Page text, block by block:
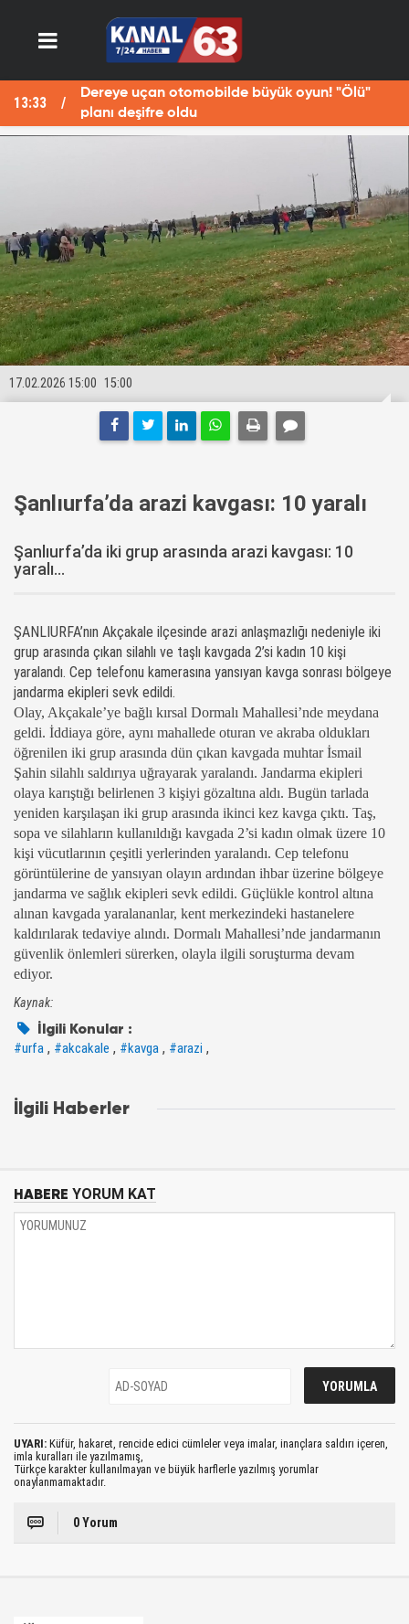
13:33
Dereye uçan otomobilde büyük oyun! "Ölü"
planı deşifre oldu
15:00
17.02.2026 15:00
Şanlıurfa’da arazi kavgası: 10 yaralı
Şanlıurfa’da iki grup arasında arazi kavgası: 10
yaralı...
ŞANLIURFA’nın Akçakale ilçesinde arazi anlaşmazlığı nedeniyle iki
grup arasında çıkan silahlı ve taşlı kavgada 2’si kadın 10 kişi
yaralandı. Cep telefonu kamerasına yansıyan kavga sonrası bölgeye
jandarma ekipleri sevk edildi.
Olay, Akçakale’ye bağlı kırsal Dormalı Mahallesi’nde meydana
geldi. İddiaya göre, aynı mahallede oturan ve akraba oldukları
öğrenilen iki grup arasında dün çıkan kavgada muhtar İsmail
Şahin silahlı saldırıya uğrayarak yaralandı. Jandarma ekipleri
olaya karıştığı belirlenen 3 kişiyi gözaltına aldı. Bugün tarlada
yeniden karşılaşan iki grup arasında ikinci kez kavga çıktı. Taş,
sopa ve silahların kullanıldığı kavgada 2’si kadın olmak üzere 10
kişi vücutlarının çeşitli yerlerinden yaralandı. Cep telefonu
görüntülerine de yansıyan olayın ardından ihbar üzerine bölgeye
jandarma ve sağlık ekipleri sevk edildi. Güçlükle kontrol altına
alınan kavgada yaralananlar, kent merkezindeki hastanelere
kaldırılarak tedaviye alındı. Dormalı Mahallesi’nde jandarmanın
güvenlik önlemleri sürerken, olayla ilgili soruşturma devam
ediyor.
Kaynak:
İlgili Konular :
#urfa , #akcakale , #kavga , #arazi ,
İlgili Haberler
HABERE YORUM KAT
UYARI: Küfür, hakaret, rencide edici cümleler veya imalar, inançlara saldırı içeren,
imla kuralları ile yazılmamış,
Türkçe karakter kullanılmayan ve büyük harflerle yazılmış yorumlar
onaylanmamaktadır.
0 Yorum